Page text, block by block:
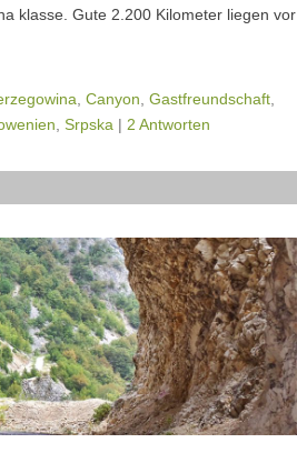
klasse. Gute 2.200 Kilometer liegen vor
, Canyon, Gastfreundschaft,
, Srpska | 2 Antworten